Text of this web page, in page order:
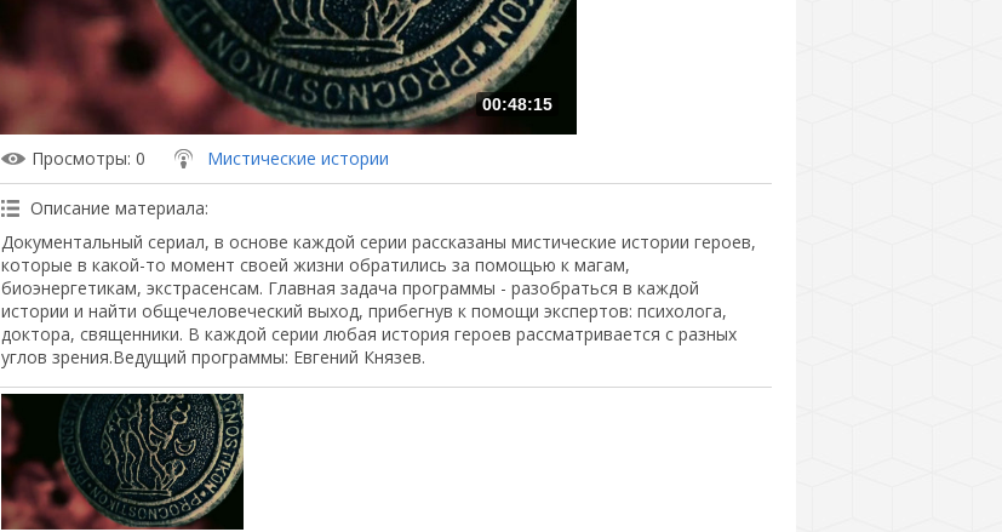
00:48:15
Просмотры: 0 Мистические истории
Описание материала:
Документальный сериал, в основе каждой серии рассказаны мистические истории героев,
которые в какой-то момент своей жизни обратились за помощью к магам,
биоэнергетикам, экстрасенсам. Главная задача программы - разобраться в каждой
истории и найти общечеловеческий выход, прибегнув к помощи экспертов: психолога,
доктора, священники. В каждой серии любая история героев рассматривается с разных
углов зрения.Ведущий программы: Евгений Князев.